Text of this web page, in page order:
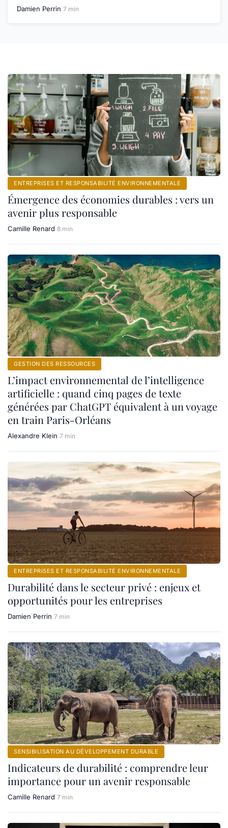
Damien Perrin 7 min
ENTREPRISES ET RESPONSABILITÉ ENVIRONNEMENTALE
Émergence des économies durables : vers un
avenir plus responsable
Camille Renard 8 min
GESTION DES RESSOURCES
L’impact environnemental de l’intelligence
artificielle : quand cinq pages de texte
générées par ChatGPT équivalent à un voyage
en train Paris-Orléans
Alexandre Klein 7 min
ENTREPRISES ET RESPONSABILITÉ ENVIRONNEMENTALE
Durabilité dans le secteur privé : enjeux et
opportunités pour les entreprises
Damien Perrin 7 min
SENSIBILISATION AU DÉVELOPPEMENT DURABLE
Indicateurs de durabilité : comprendre leur
importance pour un avenir responsable
Camille Renard 7 min